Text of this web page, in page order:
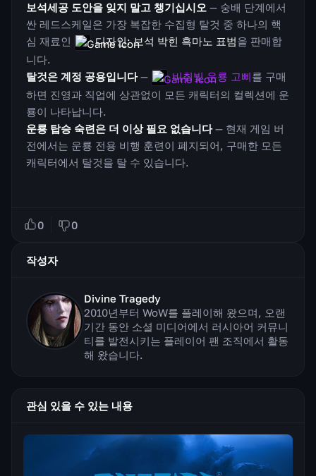
보석세공 도안을 잊지 말고 챙기십시오 — 숭배 단계에서
싼 레드스케일은 가장 복잡한 수집형 탈것 중 하나의 핵
심 재료인
디자인: 보석 박힌 흑마노 표범을 판매합
니다.
탈것은 계정 공용입니다— 비취빛 운룡 고삐를 구매
하면 진영과 직업에 상관없이 모든 캐릭터의 컬렉션에 운
룡이 나타납니다.
운룡 탑승 숙련은 더 이상 필요 없습니다— 현재 게임 버
전에서는 운룡 전용 비행 훈련이 폐지되어, 구매한 모든
캐릭터에서 탈것을 탈 수 있습니다.
0 0
작성자
Divine Tragedy
2010년부터 WoW를 플레이해 왔으며, 오랜
기간 동안 소셜 미디어에서 러시아어 커뮤니
티를 발전시키는 플레이어 팬 조직에서 활동
해 왔습니다.
관심 있을 수 있는 내용